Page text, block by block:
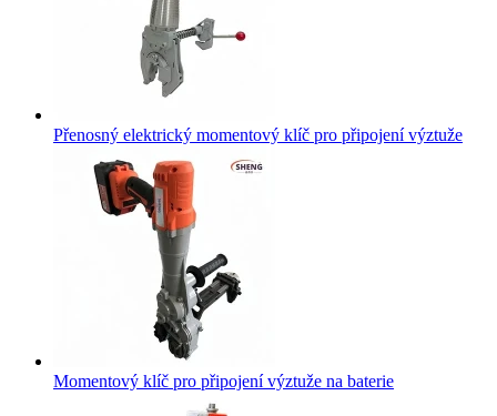
Přenosný elektrický momentový klíč pro připojení výztuže
Momentový klíč pro připojení výztuže na baterie